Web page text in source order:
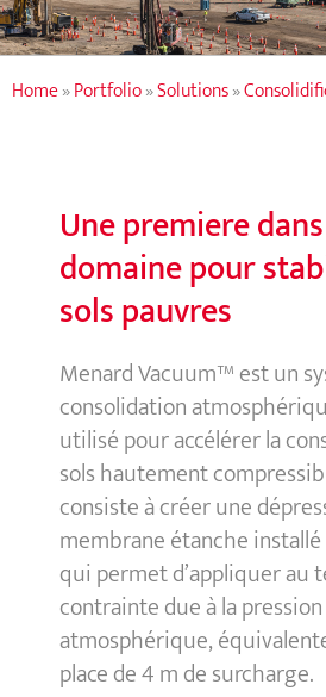
Home»Portfolio»Solutions»
Une premiere
domaine pour
sols pauvres
Menard Vacuum™ est un
consolidation
utilisé pour accélérer la
sols hautement
consiste à créer une
membrane étanche installé
qui permet d’appliquer au
contrainte due à la pression
atmosphérique,
place de 4 m de surcharge.